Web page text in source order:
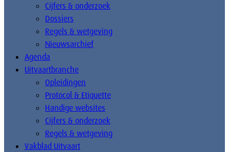
Cijfers & onderzoek
Dossiers
Regels & wetgeving
Nieuwsarchief
Agenda
Uitvaartbranche
Opleidingen
Protocol & Etiquette
Handige websites
Cijfers & onderzoek
Regels & wetgeving
Vakblad Uitvaart